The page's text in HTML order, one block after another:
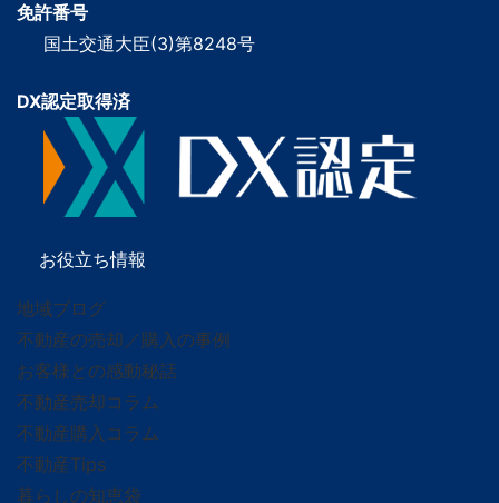
免許番号
国土交通大臣(3)第8248号
DX認定取得済
お役立ち情報
地域ブログ
不動産の売却／購入の事例
お客様との感動秘話
不動産売却コラム
不動産購入コラム
不動産Tips
暮らしの知恵袋